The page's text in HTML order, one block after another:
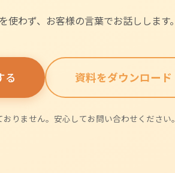
使わず、お客様の言葉でお話しします
る 資料をダウンロード
りません。安心してお問い合わせください